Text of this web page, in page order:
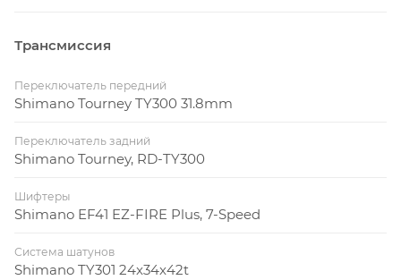
Трансмиссия
Переключатель передний
Shimano Tourney TY300 31.8mm
Переключатель задний
Shimano Tourney, RD-TY300
Шифтеры
Shimano EF41 EZ-FIRE Plus, 7-Speed
Система шатунов
Shimano TY301 24x34x42t